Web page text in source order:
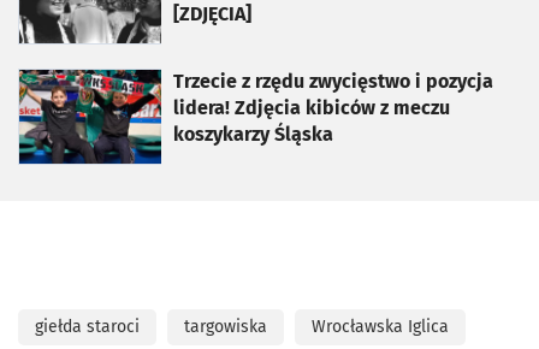
[ZDJĘCIA]
Trzecie z rzędu zwycięstwo i pozycja
lidera! Zdjęcia kibiców z meczu
koszykarzy Śląska
otworzy się w nowej karcie
giełda staroci targowiska Wrocławska Iglica